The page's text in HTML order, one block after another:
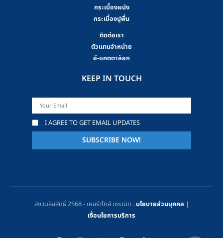
กระเบื้องผนัง
กระเบื้องปูพื้น
ติดต่อเรา
ตัวแทนจำหน่าย
อี-แคตตาล็อก
KEEP IN TOUCH
I AGREE TO GET EMAIL UPDATES
สงวนลิขสิทธิ์ 2568 - เคอร่าไทล์ เซรามิก .นโยบายส่วนบุคคล |
เงื่อนไขการบริการ